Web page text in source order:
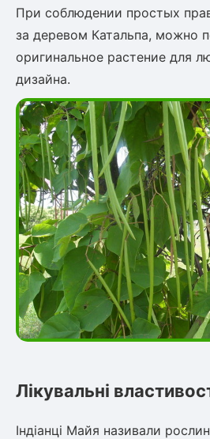
При соблюдении простых
за деревом Катальпа, можно
оригинальное растение для
дизайна.
Лікувальні
Індіанці Майя називали